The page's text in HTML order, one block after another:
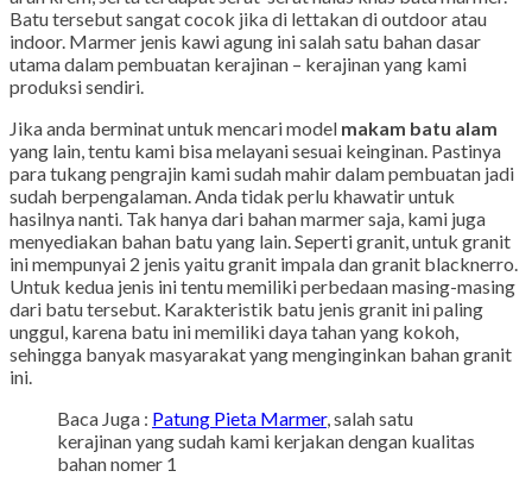
Batu tersebut sangat cocok jika di lettakan di outdoor atau
indoor. Marmer jenis kawi agung ini salah satu bahan dasar
utama dalam pembuatan kerajinan – kerajinan yang kami
produksi sendiri.
Jika anda berminat untuk mencari model makam batu alam
yang lain, tentu kami bisa melayani sesuai keinginan. Pastinya
para tukang pengrajin kami sudah mahir dalam pembuatan jadi
sudah berpengalaman. Anda tidak perlu khawatir untuk
hasilnya nanti. Tak hanya dari bahan marmer saja, kami juga
menyediakan bahan batu yang lain. Seperti granit, untuk granit
ini mempunyai 2 jenis yaitu granit impala dan granit blacknerro.
Untuk kedua jenis ini tentu memiliki perbedaan masing-masing
dari batu tersebut. Karakteristik batu jenis granit ini paling
unggul, karena batu ini memiliki daya tahan yang kokoh,
sehingga banyak masyarakat yang menginginkan bahan granit
ini.
Baca Juga : Patung Pieta Marmer, salah satu
kerajinan yang sudah kami kerjakan dengan kualitas
bahan nomer 1